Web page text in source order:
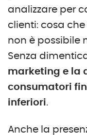
analizzare per
clienti: cosa
non è possibile
Senza
marketing e la
consumatori
inferiori.
Anche la